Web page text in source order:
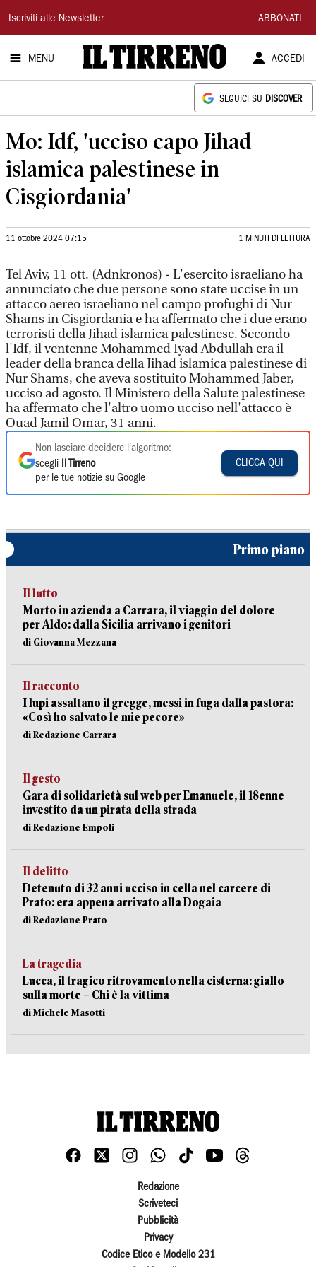
Il
Tirreno
Iscriviti alle Newsletter ABBONATI
MENU ACCEDI
SEGUICI SU DISCOVER
Mo: Idf, 'ucciso capo Jihad
islamica palestinese in
Cisgiordania'
11 ottobre 2024 07:15 1 MINUTI DI LETTURA
Tel Aviv, 11 ott. (Adnkronos) - L'esercito israeliano ha
annunciato che due persone sono state uccise in un
attacco aereo israeliano nel campo profughi di Nur
Shams in Cisgiordania e ha affermato che i due erano
terroristi della Jihad islamica palestinese. Secondo
l'Idf, il ventenne Mohammed Iyad Abdullah era il
leader della branca della Jihad islamica palestinese di
Nur Shams, che aveva sostituito Mohammed Jaber,
ucciso ad agosto. Il Ministero della Salute palestinese
ha affermato che l'altro uomo ucciso nell'attacco è
Ouad Jamil Omar, 31 anni.
Non lasciare decidere l'algoritmo:
scegli
Il Tirreno
per le tue notizie su Google
CLICCA QUI
Primo piano
Il lutto
Morto in azienda a Carrara, il viaggio del dolore
per Aldo: dalla Sicilia arrivano i genitori
di Giovanna Mezzana
Il racconto
I lupi assaltano il gregge, messi in fuga dalla pastora:
«Così ho salvato le mie pecore»
di Redazione Carrara
Il gesto
Gara di solidarietà sul web per Emanuele, il 18enne
investito da un pirata della strada
di Redazione Empoli
Il delitto
Detenuto di 32 anni ucciso in cella nel carcere di
Prato: era appena arrivato alla Dogaia
di Redazione Prato
La tragedia
Lucca, il tragico ritrovamento nella cisterna: giallo
sulla morte – Chi è la vittima
di Michele Masotti
Redazione
Scriveteci
Pubblicità
Privacy
Codice Etico e Modello 231